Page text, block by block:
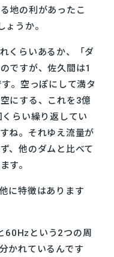
地の利があったこ
うか。
くらいあるか、「ダ
ですが、佐久間は1
。空っぽにして満タ
にする、これを3億
らい繰り返してい
ね。それゆえ流量が
、他のダムと比べて
す。
に特徴はあります
という2つの周
かれているんです